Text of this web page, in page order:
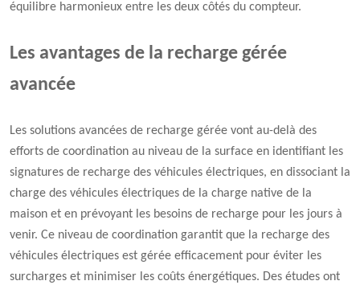
équilibre harmonieux entre les deux côtés du compteur.
Les avantages de la recharge gérée
avancée
Les solutions avancées de recharge gérée vont au-delà des
efforts de coordination au niveau de la surface en identifiant les
signatures de recharge des véhicules électriques, en dissociant la
charge des véhicules électriques de la charge native de la
maison et en prévoyant les besoins de recharge pour les jours à
venir. Ce niveau de coordination garantit que la recharge des
véhicules électriques est gérée efficacement pour éviter les
surcharges et minimiser les coûts énergétiques. Des études ont